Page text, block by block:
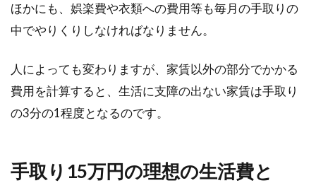
す。宅地と...
賃料と管理費にはなぜ消費税はかか
らない？例外にも注意
うか。住...
ほかにも、娯楽費や衣類への費用等も毎月の手取りの
中でやりくりしなければなりません。
人によっても変わりますが、家賃以外の部分でかかる
費用を計算すると、生活に支障の出ない家賃は手取り
の3分の1程度となるのです。
手取り15万円の理想の生活費と